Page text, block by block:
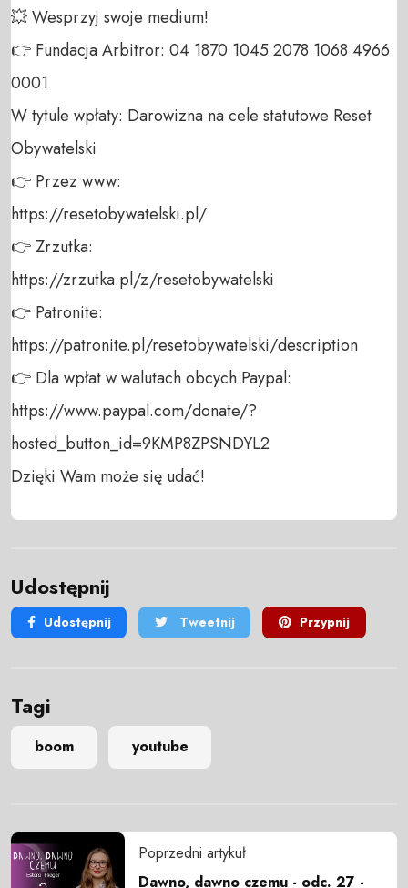
💥 Wesprzyj swoje medium!
👉 Fundacja Arbitror: 04 1870 1045 2078 1068 4966
0001
W tytule wpłaty: Darowizna na cele statutowe Reset
Obywatelski
👉 Przez www:
https://resetobywatelski.pl/
👉 Zrzutka:
https://zrzutka.pl/z/resetobywatelski
👉 Patronite:
https://patronite.pl/resetobywatelski/description
👉 Dla wpłat w walutach obcych Paypal:
https://www.paypal.com/donate/?
hosted_button_id=9KMP8ZPSNDYL2
Dzięki Wam może się udać!
Udostępnij
Udostępnij Tweetnij Przypnij
Tagi
boom youtube
Poprzedni artykuł
Dawno, dawno czemu - odc. 27 -